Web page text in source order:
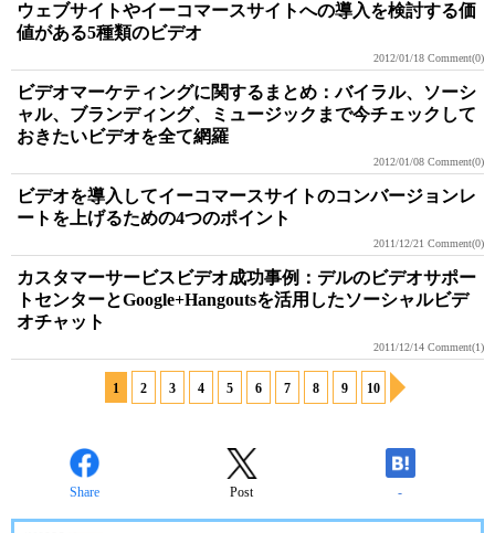
ウェブサイトやイーコマースサイトへの導入を検討する価
値がある5種類のビデオ
2012/01/18 Comment(0)
ビデオマーケティングに関するまとめ：バイラル、ソーシ
ャル、ブランディング、ミュージックまで今チェックして
おきたいビデオを全て網羅
2012/01/08 Comment(0)
ビデオを導入してイーコマースサイトのコンバージョンレ
ートを上げるための4つのポイント
2011/12/21 Comment(0)
カスタマーサービスビデオ成功事例：デルのビデオサポー
トセンターとGoogle+Hangoutsを活用したソーシャルビデ
オチャット
2011/12/14 Comment(1)
1 2 3 4 5 6 7 8 9 10
Share Post -